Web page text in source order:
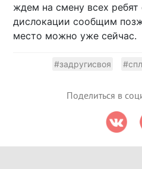
ждем на смену всех ребят
дислокации сообщим
место можно уже сейчас.
#задругисвоя
Поделиться в